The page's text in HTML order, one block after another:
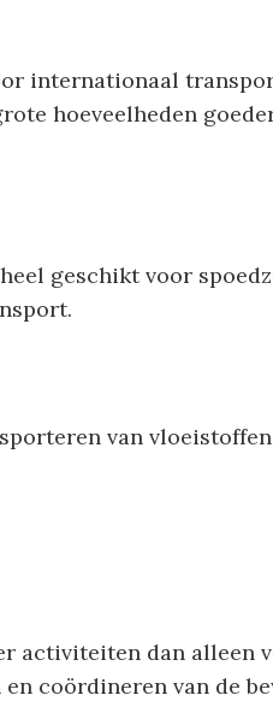
internationaal
hoeveelheden
geschikt voor
van
activiteiten dan alleen
coördineren van de